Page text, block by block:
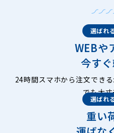
選ばれ
WEBや
今す
24時間スマホから注文でき
でも大
選ばれ
重い